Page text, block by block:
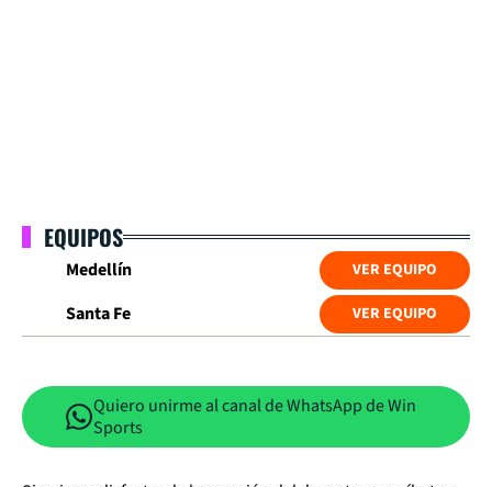
EQUIPOS
Medellín VER EQUIPO
Santa Fe VER EQUIPO
Quiero unirme al canal de WhatsApp de Win
Sports